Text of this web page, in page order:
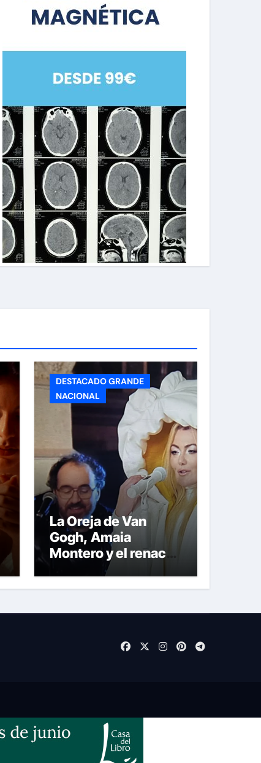
DESTACADO GRANDE
NACIONAL
La Oreja de Van
Gogh, Amaia
Montero y el renacer
emocional de “Tan
guapa”